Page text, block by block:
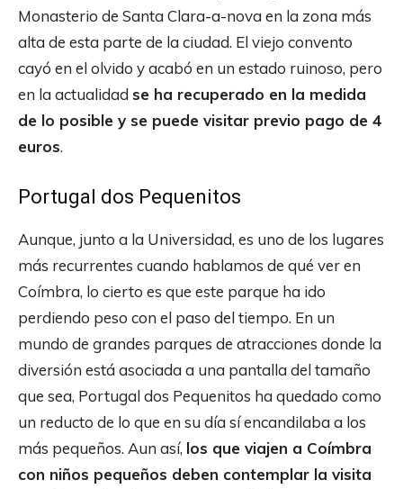
Monasterio de Santa Clara-a-nova en la zona más
alta de esta parte de la ciudad. El viejo convento
cayó en el olvido y acabó en un estado ruinoso, pero
en la actualidad se ha recuperado en la medida
de lo posible y se puede visitar previo pago de 4
euros.
Portugal dos Pequenitos
Aunque, junto a la Universidad, es uno de los lugares
más recurrentes cuando hablamos de qué ver en
Coímbra, lo cierto es que este parque ha ido
perdiendo peso con el paso del tiempo. En un
mundo de grandes parques de atracciones donde la
diversión está asociada a una pantalla del tamaño
que sea, Portugal dos Pequenitos ha quedado como
un reducto de lo que en su día sí encandilaba a los
más pequeños. Aun así, los que viajen a Coímbra
con niños pequeños deben contemplar la visita